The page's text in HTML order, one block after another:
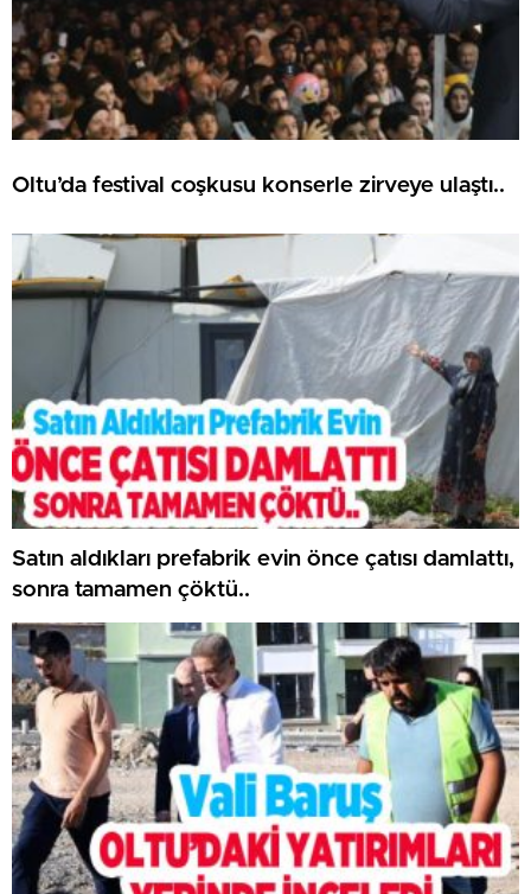
Oltu’da festival coşkusu konserle zirveye ulaştı..
Satın aldıkları prefabrik evin önce çatısı damlattı,
sonra tamamen çöktü..